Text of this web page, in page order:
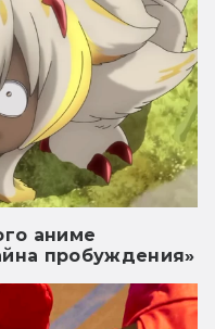
аниме
пробуждения»